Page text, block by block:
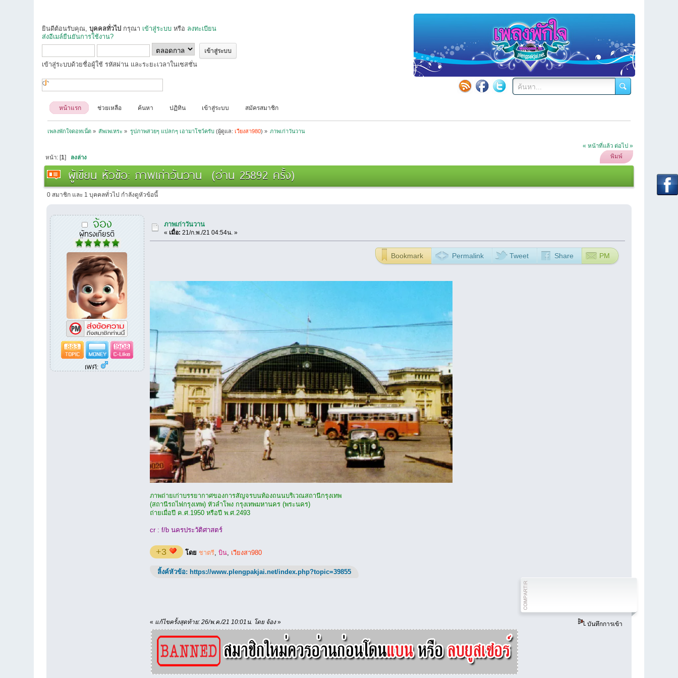
ยินดีต้อนรับคุณ,บุคคลทั่วไป กรุณา เข้าสู่ระบบ หรือ ลงทะเบียน
ส่งอีเมล์ยืนยันการใช้งาน?
เข้าสู่ระบบด้วยชื่อผู้ใช้ รหัสผ่าน และระยะเวลาในเซสชั่น
หน้าแรก ช่วยเหลือ ค้นหา ปฏิทิน เข้าสู่ระบบ สมัครสมาชิก
เพลงพักใจดอทเน็ต» สัพเพเหระ » รูปภาพสวยๆ แปลกๆ เอามาโชว์ครับ(ผู้ดูแล: เวียงสา980) » ภาพเก่าวันวาน
« หน้าที่แล้ว ต่อไป »
พิมพ์
หน้า: [1] ลงล่าง
ผู้เขียน หัวข้อ: ภาพเก่าวันวาน (อ่าน 25892 ครั้ง)
0 สมาชิก และ 1 บุคคลทั่วไป กำลังดูหัวข้อนี้
จ้อง
ผู้ทรงเกียรติ
883
1908
เพศ:
ภาพเก่าวันวาน
« เมื่อ: 21/ก.พ./21 04:54น. »
Bookmark Permalink Tweet Share PM
ภาพถ่ายเก่าบรรยากาศของการสัญจรบนท้องถนนบริเวณสถานีกรุงเทพ
(สถานีรถไฟกรุงเทพ) หัวลำโพง กรุงเทพมหานคร (พระนคร)
ถ่ายเมื่อปี ค.ศ.1950 หรือปี พ.ศ.2493
cr : f/b นครประวัติศาสตร์
+3 โดย ชาตรี บิน เวียงสา980
ลิ้งค์หัวข้อ: https://www.plengpakjai.net/index.php?topic=39855
« แก้ไขครั้งสุดท้าย: 26/พ.ค./21 10:01น. โดย จ้อง» บันทึกการเข้า